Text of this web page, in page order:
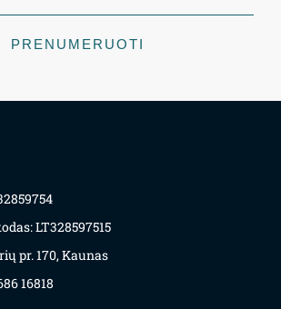
PRENUMERUOTI
LT328597515
pr. 170, Kaunas
16818